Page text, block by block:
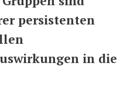
persistenten
in die